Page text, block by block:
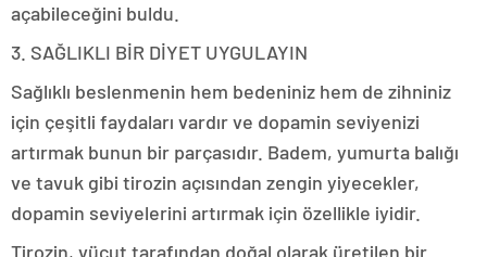
açabileceğini buldu.
3. SAĞLIKLI BİR DİYET UYGULAYIN
Sağlıklı beslenmenin hem bedeniniz hem de zihniniz
için çeşitli faydaları vardır ve dopamin seviyenizi
artırmak bunun bir parçasıdır. Badem, yumurta balığı
ve tavuk gibi tirozin açısından zengin yiyecekler,
dopamin seviyelerini artırmak için özellikle iyidir.
Tirozin, vücut tarafından doğal olarak üretilen bir